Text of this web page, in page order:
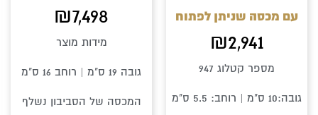
עם מכסה שניתן לפתוח
₪2,941
מספר קטלוג 947
גובה:10 ס"מ | רוחב: 5.5 ס"מ
₪7,498
מידות מוצר
גובה 19 ס"מ | רוחב 16 ס"מ
המכסה של הסביבון נשלף